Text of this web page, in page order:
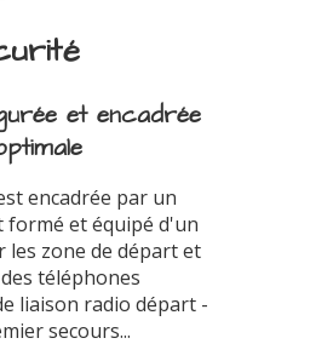
et encadrée
encadrée par un
formé et équipé d'un
les zone de départ et
téléphones
liaison radio départ -
secours...